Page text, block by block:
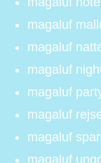
magaluf
magaluf
magaluf
magaluf
magaluf
magaluf
magaluf